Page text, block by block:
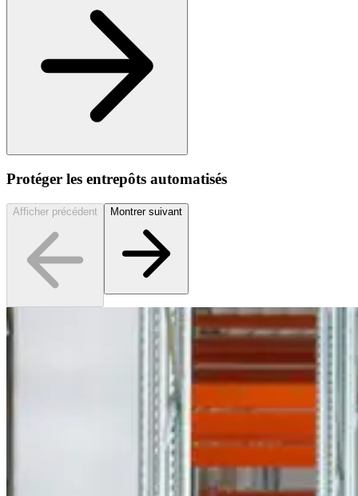
Protéger les entrepôts automatisés
Afficher précédent Montrer suivant